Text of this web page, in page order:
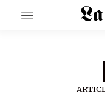
AU LARGE